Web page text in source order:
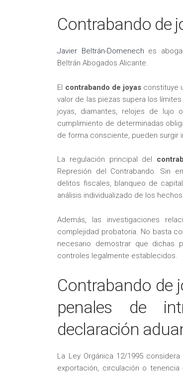
Contrabando de
Javier Beltrán-Domenech es
Beltrán Abogados Alicante.
El contrabando de joyasconstituye
valor de las piezas supera los
joyas, diamantes, relojes de lujo
cumplimiento de determinadas
de forma consciente, pueden surgir
La regulación principal del
Represión del Contrabando. Sin
delitos fiscales, blanqueo de
análisis individualizado de los
Además, las investigaciones
complejidad probatoria. No basta
necesario demostrar que dichas
controles legalmente establecidos.
Contrabando de
penales de
declaración
La Ley Orgánica 12/1995
exportación, circulación o